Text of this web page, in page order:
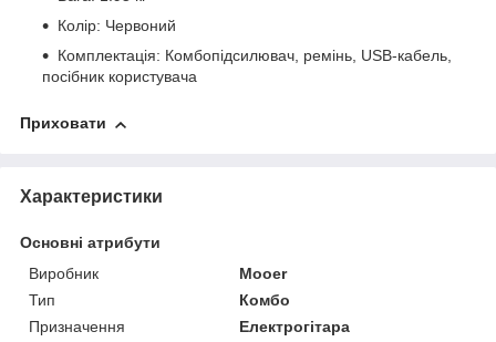
Колір: Червоний
Комплектація: Комбопідсилювач, ремінь, USB-кабель,
посібник користувача
Приховати
Характеристики
Основні атрибути
Виробник
Mooer
Тип
Комбо
Призначення
Електрогітара